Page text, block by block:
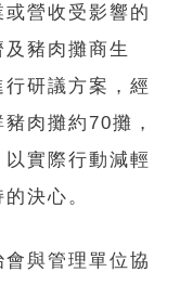
營收受影響的
豬肉攤商生
研議方案，經
肉攤約70攤，
實際行動減輕
決心。
與管理單位協